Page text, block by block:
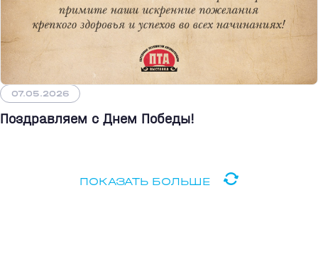
07.05.2026
Поздравляем с Днем Победы!
ПОКАЗАТЬ БОЛЬШЕ